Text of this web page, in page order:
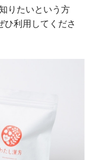
りたいという方
ひ利用してくださ